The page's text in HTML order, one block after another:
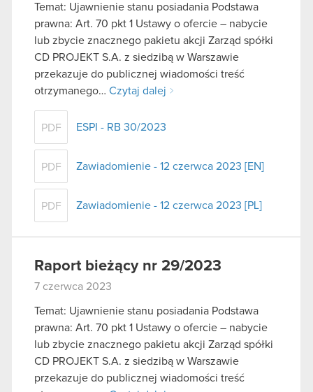
Temat: Ujawnienie stanu posiadania Podstawa
prawna: Art. 70 pkt 1 Ustawy o ofercie – nabycie
lub zbycie znacznego pakietu akcji Zarząd spółki
CD PROJEKT S.A. z siedzibą w Warszawie
przekazuje do publicznej wiadomości treść
otrzymanego… Czytaj dalej
PDF ESPI - RB 30/2023
PDF Zawiadomienie - 12 czerwca 2023 [EN]
PDF Zawiadomienie - 12 czerwca 2023 [PL]
Raport bieżący nr 29/2023
7 czerwca 2023
Temat: Ujawnienie stanu posiadania Podstawa
prawna: Art. 70 pkt 1 Ustawy o ofercie – nabycie
lub zbycie znacznego pakietu akcji Zarząd spółki
CD PROJEKT S.A. z siedzibą w Warszawie
przekazuje do publicznej wiadomości treść